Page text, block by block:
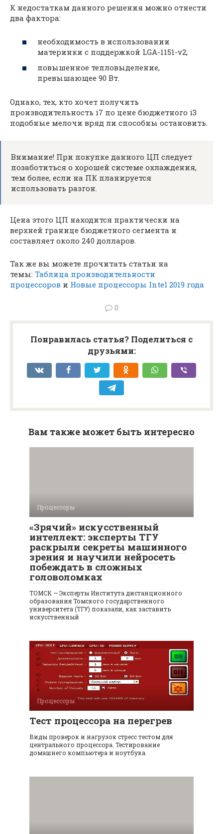
К недостаткам данного решения можно отнести
два фактора:
необходимость в использовании
материнки с поддержкой LGA-1151-v2;
повышенное тепловыделение,
превышающее 90 Вт.
Однако, тех, кто хочет получить
производительность i7 по цене бюджетного i3
подобные мелочи вряд ли способны остановить.
Внимание! При покупке данного ЦП следует
позаботиться о хорошей системе охлаждения,
тем более, если на ПК планируется
использовать разгон.
Цена этого ЦП находится практически на
верхней границе бюджетного сегмента и
составляет около 240 долларов.
Так же вы можете прочитать статьи на
темы: Таблица производительности
процессоров и Новые процессоры Intel 2019 года
0
Понравилась статья? Поделиться с
друзьями:
Вам также может быть интересно
Процессоры
«Зрячий» искусственный
интеллект: эксперты ТГУ
раскрыли секреты машинного
зрения и научили нейросеть
побеждать в сложных
головоломках
ТОМСК — Эксперты Института дистанционного
образования Томского государственного
университета (ТГУ) показали, как заставить
искусственный
Процессоры
Тест процессора на перегрев
Виды проверок и нагрузок стресс тестом для
центрального процессора. Тестирование
домашнего компьютера и ноутбука.